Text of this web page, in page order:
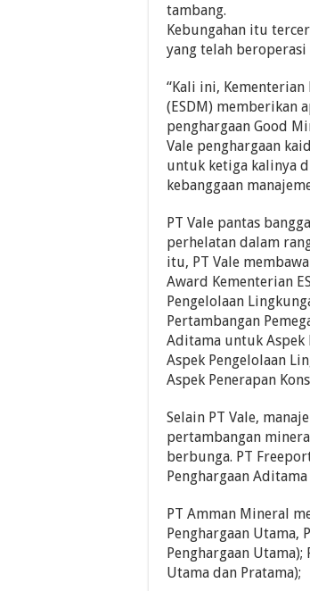
tambang.
Kebungahan itu
yang telah
“Kali ini,
(ESDM) memberikan
penghargaan Good
Vale penghargaan
untuk ketiga kalinya
kebanggaan
PT Vale pantas
perhelatan dalam
itu, PT Vale
Award Kementerian
Pengelolaan
Pertambangan
Aditama untuk Aspek
Aspek Pengelolaan
Aspek Penerapan
Selain PT Vale,
pertambangan
berbunga. PT
Penghargaan
PT Amman Mineral
Penghargaan Utama,
Penghargaan
Utama dan Pratama);